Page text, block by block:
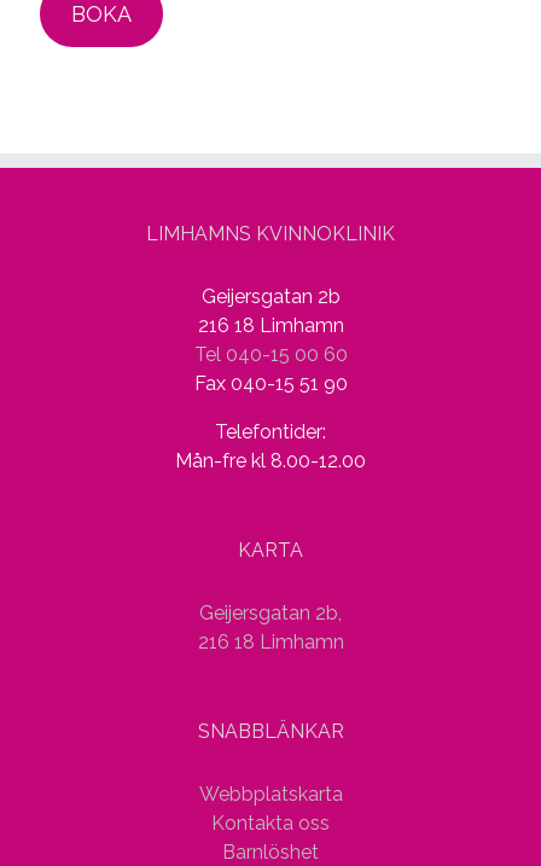
BOKA
LIMHAMNS KVINNOKLINIK
Geijersgatan 2b
216 18 Limhamn
Tel 040-15 00 60
Fax 040-15 51 90
Telefontider:
Mån-fre kl 8.00-12.00
KARTA
Geijersgatan 2b,
216 18 Limhamn
SNABBLÄNKAR
Webbplatskarta
Kontakta oss
Barnlöshet